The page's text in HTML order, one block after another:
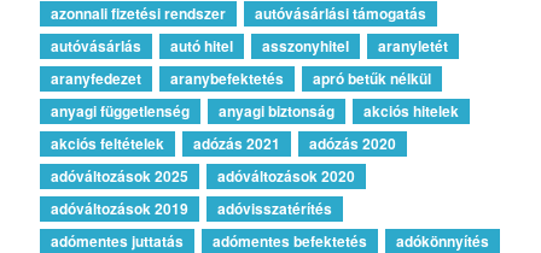
azonnali fizetési rendszer
autóvásárlási támogatás
autóvásárlás
autó hitel asszonyhitel
aranyletét
aranyfedezet
aranybefektetés
apró betűk nélkül
anyagi függetlenség
anyagi biztonság
akciós hitelek
akciós feltételek
adózás 2021
adózás 2020
adóváltozások 2025
adóváltozások 2020
adóváltozások 2019
adóvisszatérítés
adómentes juttatás
adómentes befektetés
adókönnyítés